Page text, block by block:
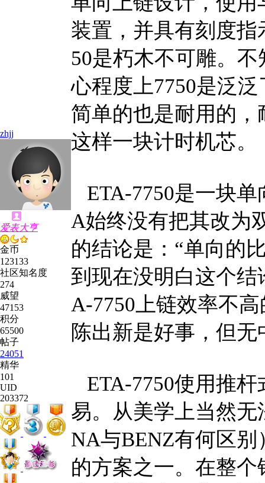
zhjj
爱表大亨
金币
123133
社区知名度
274
威望
47153
积分
65500
帖子
24051
精华
101
UID
203372
装置，并具有刻度指
50是朽木不可雕。
心程度上7750是泛
简单的也是耐用的，
这样一块计时机芯。
ETA-7750是一块
A始终没有把其改为
的结论是：“单向的
到现在没明白这个
A-7750上链效率不
陈出新是好事，但
ETA-7750使用推
易。从美学上当然无
NA与BENZ有何区
的方案之一。在整个